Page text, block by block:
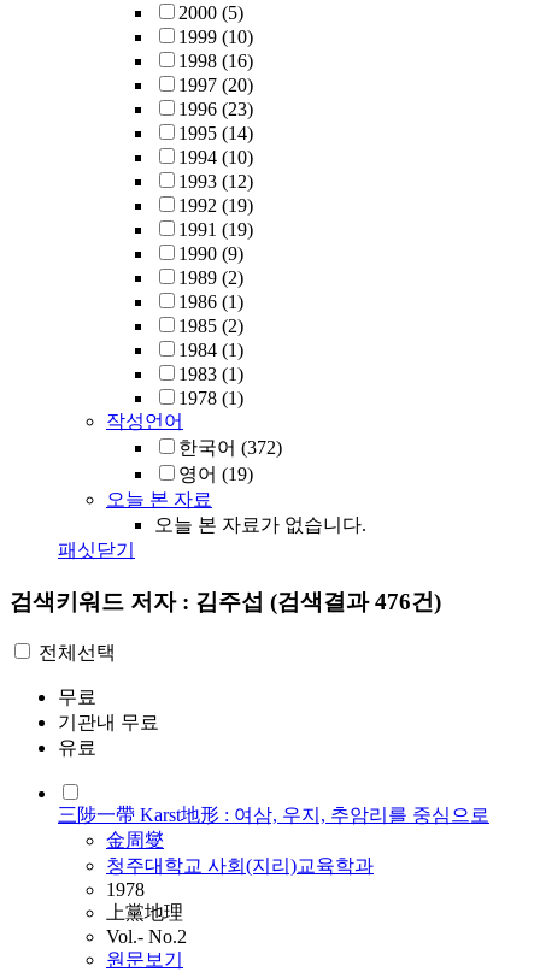
2000 (5)
1999 (10)
1998 (16)
1997 (20)
1996 (23)
1995 (14)
1994 (10)
1993 (12)
1992 (19)
1991 (19)
1990 (9)
1989 (2)
1986 (1)
1985 (2)
1984 (1)
1983 (1)
1978 (1)
작성언어
한국어 (372)
영어 (19)
오늘 본 자료
오늘 본 자료가 없습니다.
패싯닫기
검색키워드 저자 : 김주섭 (검색결과 476건)
전체선택
무료
기관내 무료
유료
三陟一帶 Karst地形 : 여삼, 우지, 추암리를 중심으로
金周燮
청주대학교 사회(지리)교육학과
1978
上黨地理
Vol.- No.2
원문보기